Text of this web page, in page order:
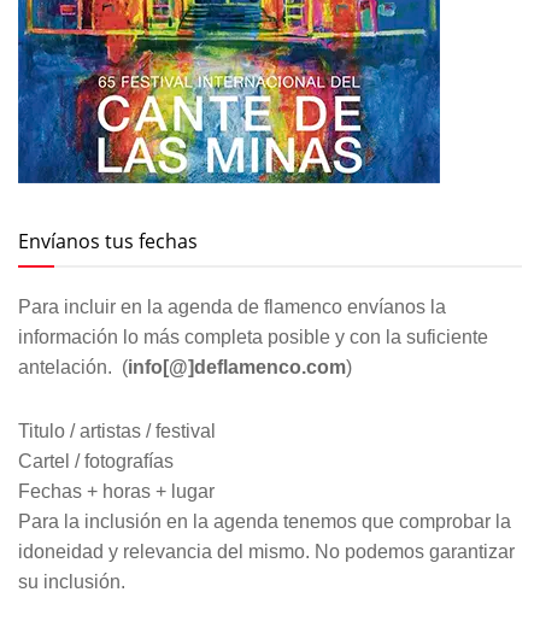
Envíanos tus fechas
Para incluir en la agenda de flamenco envíanos la
información lo más completa posible y con la suficiente
antelación. (info[@]deflamenco.com)
Titulo / artistas / festival
Cartel / fotografías
Fechas + horas + lugar
Para la inclusión en la agenda tenemos que comprobar la
idoneidad y relevancia del mismo. No podemos garantizar
su inclusión.